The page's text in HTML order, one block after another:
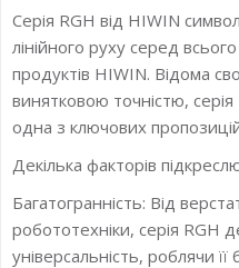
Серія RGH від HIWIN
лінійного руху серед
продуктів HIWIN. Відома
винятковою точністю, серія
одна з ключових
Декілька факторів
Багатогранність: Від
робототехніки, серія
універсальність, роблячи